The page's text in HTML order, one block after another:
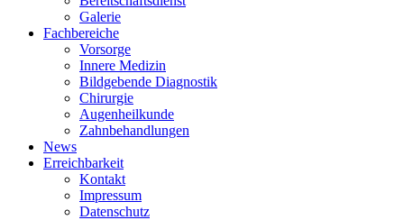
Galerie
Fachbereiche
Vorsorge
Innere Medizin
Bildgebende Diagnostik
Chirurgie
Augenheilkunde
Zahnbehandlungen
News
Erreichbarkeit
Kontakt
Impressum
Datenschutz